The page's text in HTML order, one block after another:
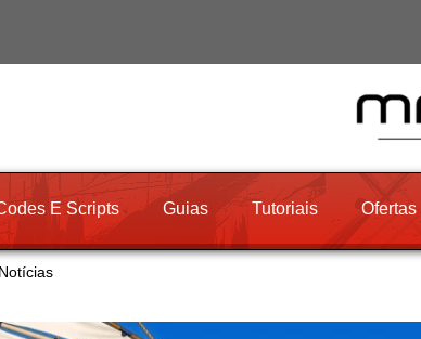
E Scripts Guias Tutoriais Ofertas